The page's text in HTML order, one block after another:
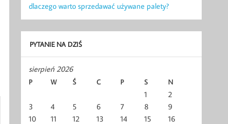
dlaczego warto sprzedawać używane palety?
PYTANIE NA DZIŚ
sierpień 2026
P W Ś C P S N
1
2
3
4 5 6 7 8
9
10
11 12 13 14 15
16